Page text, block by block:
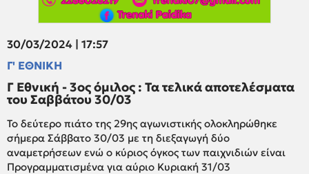
30/03/2024 | 17:57
Γ' ΕΘΝΙΚΗ
Γ Εθνική - 3ος όμιλος : Τα τελικά αποτελέσματα
του Σαββάτου 30/03
Το δεύτερο πιάτο της 29ης αγωνιστικής ολοκληρώθηκε
σήμερα Σάββατο 30/03 με τη διεξαγωγή δύο
αναμετρήσεων ενώ ο κύριος όγκος των παιχνιδιών είναι
Προγραμματισμένα για αύριο Κυριακή 31/03